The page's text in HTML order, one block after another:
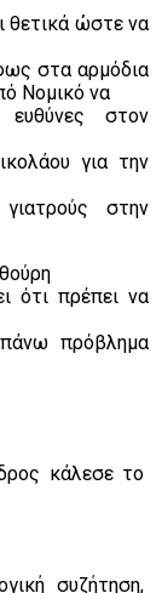
θετικά ώστε να
στα αρμόδια
Νομικό να
ευθύνες στον
για την
στην
ότι πρέπει να
πρόβλημα
κάλεσε το
συζήτηση,